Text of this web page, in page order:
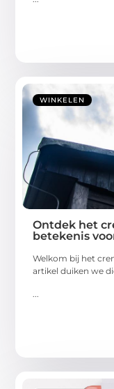
WINKELEN
Ontdek het
betekenis
Welkom bij het
artikel duiken we